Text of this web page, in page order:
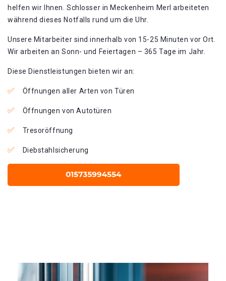
helfen wir Ihnen. Schlosser in Meckenheim Merl arbeiteten
während dieses Notfalls rund um die Uhr.
Unsere Mitarbeiter sind innerhalb von 15-25 Minuten vor Ort.
Wir arbeiten an Sonn- und Feiertagen – 365 Tage im Jahr.
Diese Dienstleistungen bieten wir an:
Öffnungen aller Arten von Türen
Öffnungen von Autotüren
Tresoröffnung
Diebstahlsicherung